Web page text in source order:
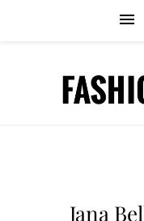
Jana